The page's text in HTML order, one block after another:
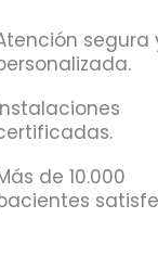
segura
de 10.000